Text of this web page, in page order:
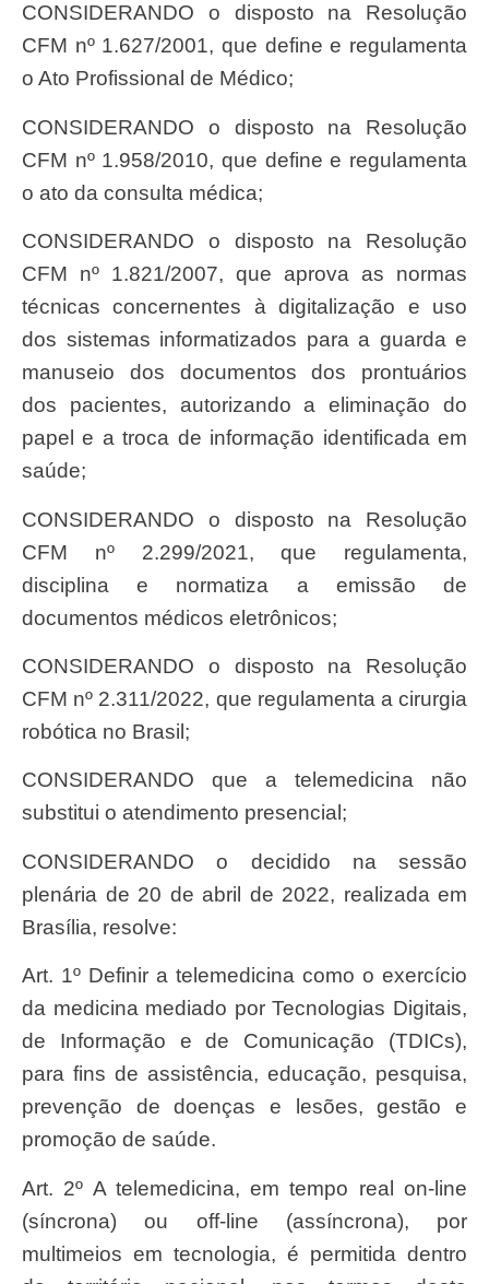
CONSIDERANDO o disposto na Resolução
CFM nº 1.627/2001, que define e regulamenta
o Ato Profissional de Médico;
CONSIDERANDO o disposto na Resolução
CFM nº 1.958/2010, que define e regulamenta
o ato da consulta médica;
CONSIDERANDO o disposto na Resolução
CFM nº 1.821/2007, que aprova as normas
técnicas concernentes à digitalização e uso
dos sistemas informatizados para a guarda e
manuseio dos documentos dos prontuários
dos pacientes, autorizando a eliminação do
papel e a troca de informação identificada em
saúde;
CONSIDERANDO o disposto na Resolução
CFM nº 2.299/2021, que regulamenta,
disciplina e normatiza a emissão de
documentos médicos eletrônicos;
CONSIDERANDO o disposto na Resolução
CFM nº 2.311/2022, que regulamenta a cirurgia
robótica no Brasil;
CONSIDERANDO que a telemedicina não
substitui o atendimento presencial;
CONSIDERANDO o decidido na sessão
plenária de 20 de abril de 2022, realizada em
Brasília, resolve:
Art. 1º Definir a telemedicina como o exercício
da medicina mediado por Tecnologias Digitais,
de Informação e de Comunicação (TDICs),
para fins de assistência, educação, pesquisa,
prevenção de doenças e lesões, gestão e
promoção de saúde.
Art. 2º A telemedicina, em tempo real on-line
(síncrona) ou off-line (assíncrona), por
multimeios em tecnologia, é permitida dentro